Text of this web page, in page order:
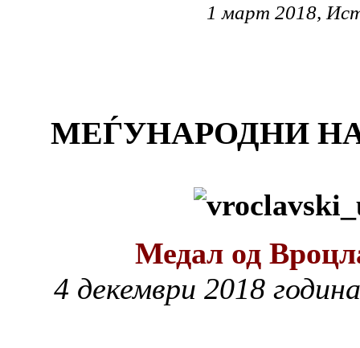
1 март 2018,
МЕЃУНАРОДНИ
Медал од
4 декември 2018